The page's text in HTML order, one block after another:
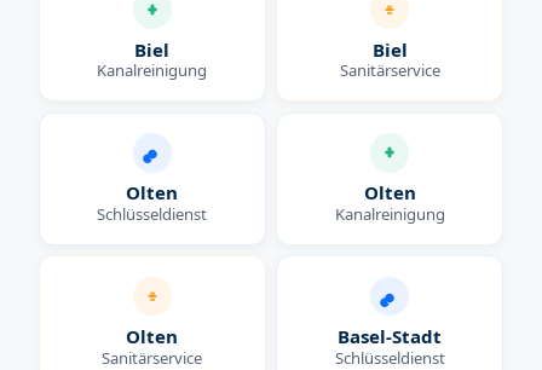
Biel
Kanalreinigung
Biel
Sanitärservice
Olten
Schlüsseldienst
Olten
Kanalreinigung
Olten
Sanitärservice
Basel-Stadt
Schlüsseldienst